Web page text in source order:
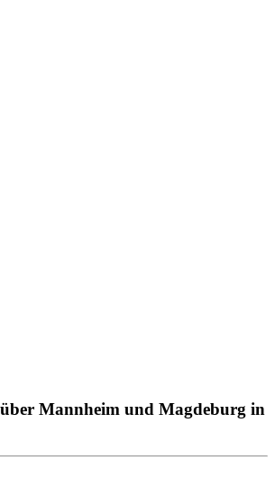
Mannheim und Magdeburg in